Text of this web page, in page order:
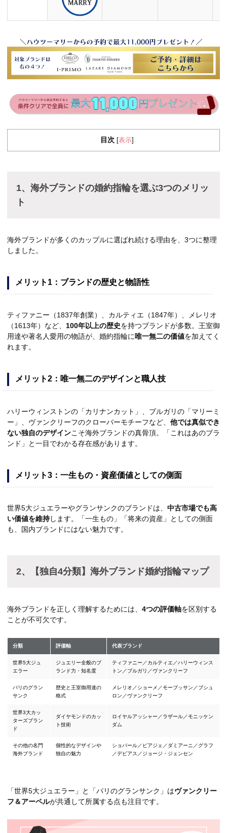
目次 [表示]
1、海外ブランドの婚約指輪を選ぶ3つのメリッ
ト
海外ブランドが多くのカップルに選ばれ続ける理由を、3つに整理
しました。
メリット1：ブランドの歴史と物語性
ティファニー（1837年創業）、カルティエ（1847年）、メレリオ
（1613年）など、 100年以上の歴史を持つブランドが多数。王室御
用達や著名人愛用の物語が、婚約指輪に 唯一無二の価値を加えてく
れます。
メリット2：唯一無二のデザインと職人技
ハリーウィンストンの「カリナンカット」、ブルガリの「マリーミ
ー」、ヴァンクリーフのクローバーモチーフなど、 他では真似でき
ない独自のデザインこそ海外ブランドの真骨頂。「これはあのブラ
ンド」と一目でわかる存在感があります。
メリット3：一生もの・資産価値としての側面
世界5大ジュエラーやグランサンクのブランドは、 中古市場でも高
い価値を維持します。「一生もの」「将来の資産」としての側面
も、国内ブランドにはない魅力です。
2、【独自4分類】海外ブランド婚約指輪マップ
海外ブランドを正しく理解するためには、 4つの評価軸を区別する
ことが不可欠です。
分類 評価軸 代表ブランド
世界5大ジュ
エラー
ジュエリー全般のブ
ランド力・知名度
ティファニー／カルティエ／ハリーウィンス
トン／ブルガリ／ヴァンクリーフ
パリのグラン
サンク
歴史と王室御用達の
格式
メレリオ／ショーメ／モーブッサン／ブシュ
ロン／ヴァンクリーフ
世界3大カッ
ターズブラン
ド
ダイヤモンドのカッ
ト技術
ロイヤルアッシャー／ラザール／モニッケン
ダム
その他の名門
海外ブランド
個性的なデザインや
独自の魅力
ショパール／ピアジェ／ダミアーニ／グラフ
／デビアス／ジョージ・ジェンセン
「世界5大ジュエラー」と「パリのグランサンク」はヴァンクリー
フ＆アーペルが共通して所属する点も注目です。